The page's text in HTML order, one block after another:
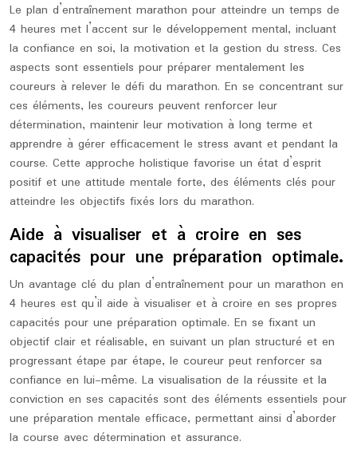
Le plan d’entraînement marathon pour atteindre un temps de
4 heures met l’accent sur le développement mental, incluant
la confiance en soi, la motivation et la gestion du stress. Ces
aspects sont essentiels pour préparer mentalement les
coureurs à relever le défi du marathon. En se concentrant sur
ces éléments, les coureurs peuvent renforcer leur
détermination, maintenir leur motivation à long terme et
apprendre à gérer efficacement le stress avant et pendant la
course. Cette approche holistique favorise un état d’esprit
positif et une attitude mentale forte, des éléments clés pour
atteindre les objectifs fixés lors du marathon.
Aide à visualiser et à croire en ses
capacités pour une préparation optimale.
Un avantage clé du plan d’entraînement pour un marathon en
4 heures est qu’il aide à visualiser et à croire en ses propres
capacités pour une préparation optimale. En se fixant un
objectif clair et réalisable, en suivant un plan structuré et en
progressant étape par étape, le coureur peut renforcer sa
confiance en lui-même. La visualisation de la réussite et la
conviction en ses capacités sont des éléments essentiels pour
une préparation mentale efficace, permettant ainsi d’aborder
la course avec détermination et assurance.